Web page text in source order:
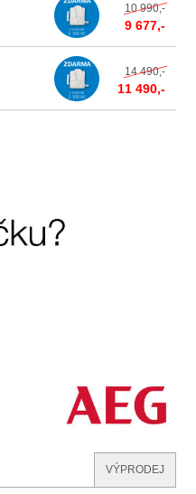
10 990,-
9 677,-
14 490,-
11 490,-
VÝPRODEJ